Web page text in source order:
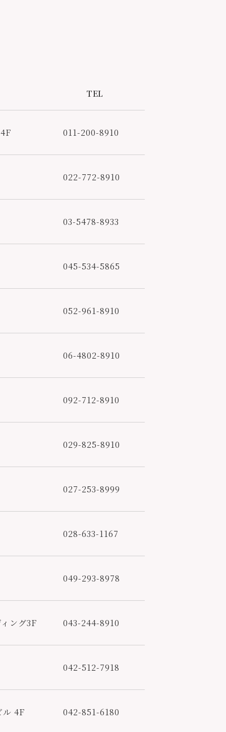
TEL
011-200-8910
022-772-8910
03-5478-8933
045-534-5865
052-961-8910
06-4802-8910
092-712-8910
029-825-8910
027-253-8999
028-633-1167
049-293-8978
ング3F 043-244-8910
042-512-7918
ル 4F 042-851-6180